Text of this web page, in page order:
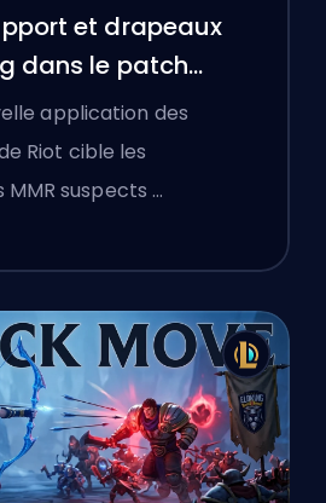
et drapeaux
dans le patch
of Legends
application des
Riot cible les
suspects …